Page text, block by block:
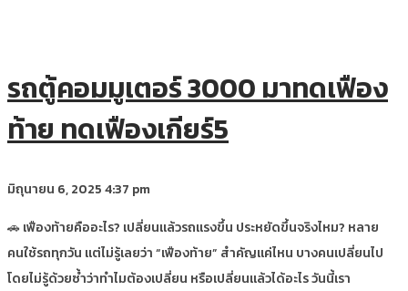
รถตู้คอมมูเตอร์ 3000 มาทดเฟือง
ท้าย ทดเฟืองเกียร์5
มิถุนายน 6, 20254:37 pm
🚗 เฟืองท้ายคืออะไร? เปลี่ยนแล้วรถแรงขึ้น ประหยัดขึ้นจริงไหม? หลาย
คนใช้รถทุกวัน แต่ไม่รู้เลยว่า “เฟืองท้าย” สำคัญแค่ไหน บางคนเปลี่ยนไป
โดยไม่รู้ด้วยซ้ำว่าทำไมต้องเปลี่ยน หรือเปลี่ยนแล้วได้อะไร วันนี้เรา